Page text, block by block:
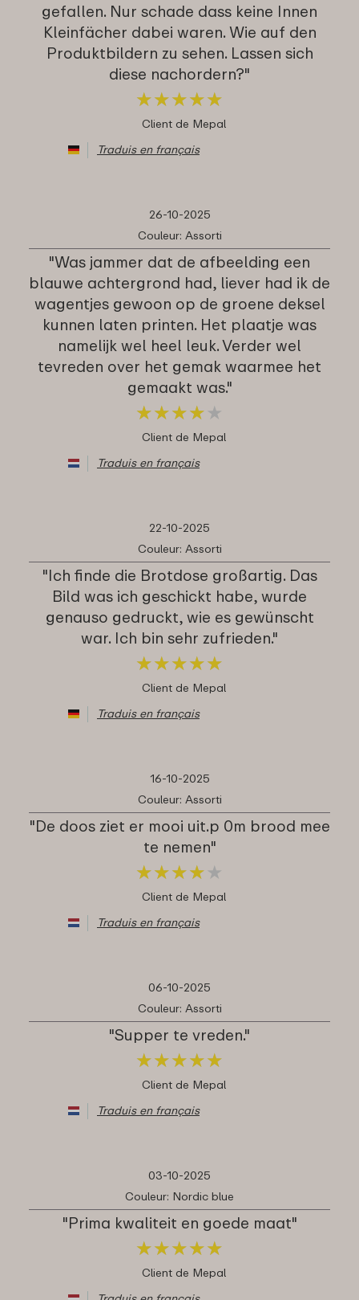
gefallen. Nur schade dass keine Innen
Kleinfächer dabei waren. Wie auf den
Produktbildern zu sehen. Lassen sich
diese nachordern?"
★★★★★
★★★★★
Client de Mepal
Traduis en français
26-10-2025
Couleur: Assorti
"Was jammer dat de afbeelding een
blauwe achtergrond had, liever had ik de
wagentjes gewoon op de groene deksel
kunnen laten printen. Het plaatje was
namelijk wel heel leuk. Verder wel
tevreden over het gemak waarmee het
gemaakt was."
★★★★ ★
★★★★ ★
Client de Mepal
Traduis en français
22-10-2025
Couleur: Assorti
"Ich finde die Brotdose großartig. Das
Bild was ich geschickt habe, wurde
genauso gedruckt, wie es gewünscht
war. Ich bin sehr zufrieden."
★★★★★
★★★★★
Client de Mepal
Traduis en français
16-10-2025
Couleur: Assorti
"De doos ziet er mooi uit.p 0m brood mee
te nemen"
★★★★ ★
★★★★ ★
Client de Mepal
Traduis en français
06-10-2025
Couleur: Assorti
"Supper te vreden."
★★★★★
★★★★★
Client de Mepal
Traduis en français
03-10-2025
Couleur: Nordic blue
"Prima kwaliteit en goede maat"
★★★★★
★★★★★
Client de Mepal